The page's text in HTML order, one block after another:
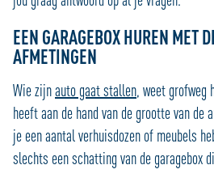
EEN GARAGEBOX HUREN MET
AFMETINGEN
Wie zijnauto gaat stallen, weet grofweg
heeft aan de hand van de grootte van de
je een aantal verhuisdozen of meubels
slechts een schatting van de garagebox